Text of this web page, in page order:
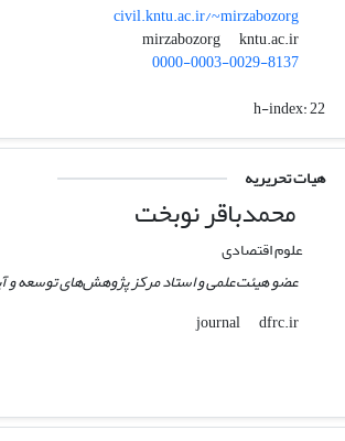
civil.kntu.ac.ir/~mirzabozorg
kntu.ac.ir
0000-0003-0029-8137
h-index:22
هیات تحریریه
محمدباقر نوبخت
علوم اقتصادی
عضو هیئت‌علمی و استاد مرکز پژوهش‌های توسعه و
dfrc.ir